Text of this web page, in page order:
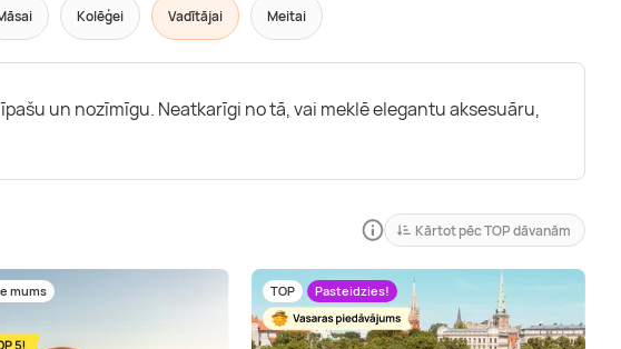
Kolēģei Vadītājai Meitai
un nozīmīgu. Neatkarīgi no tā, vai meklē elegantu aksesuāru,
Kārtot pēc TOP dāvanām
mums
TOP Pasteidzies!